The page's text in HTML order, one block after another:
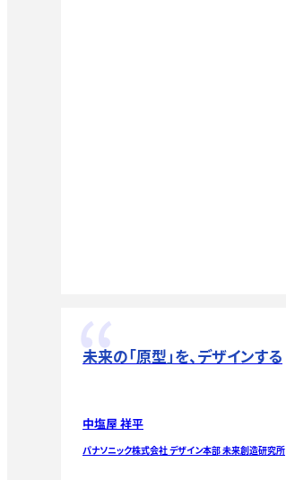
未来の「原型」を、デザインする
中塩屋 祥平
パナソニック株式会社 デザイン本部 未来創造研究所